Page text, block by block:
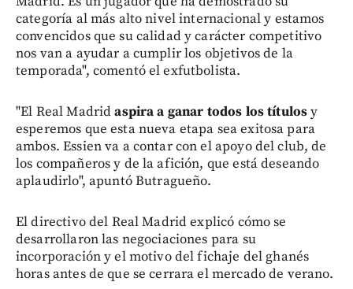
categoría al más alto nivel internacional y estamos
convencidos que su calidad y carácter competitivo
nos van a ayudar a cumplir los objetivos de la
temporada", comentó el exfutbolista.
"El Real Madridaspira a ganar todos los títulosy
esperemos que esta nueva etapa sea exitosa para
ambos. Essien va a contar con el apoyo del club, de
los compañeros y de la afición, que está deseando
aplaudirlo", apuntó Butragueño.
El directivo del Real Madrid explicó cómo se
desarrollaron las negociaciones para su
incorporación y el motivo del fichaje del ghanés
horas antes de que se cerrara el mercado de verano.